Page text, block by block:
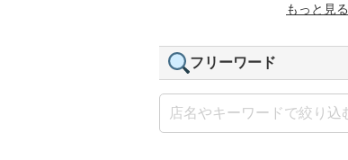
もっと見る
フリーワード